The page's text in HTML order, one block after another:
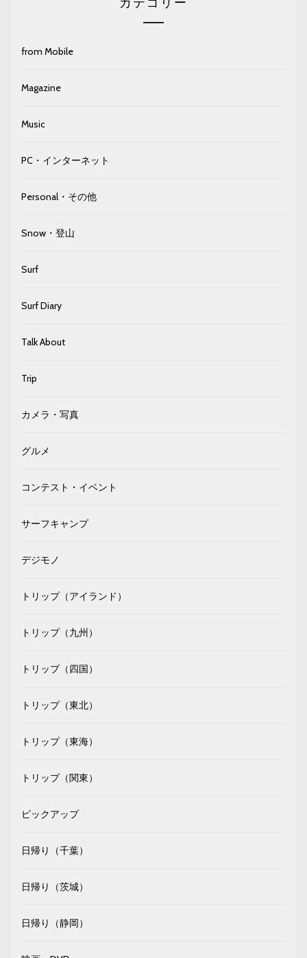
from Mobile
Magazine
Music
PC・インターネット
Personal・その他
Snow・登山
Surf
Surf Diary
Talk About
Trip
カメラ・写真
グルメ
コンテスト・イベント
サーフキャンプ
デジモノ
トリップ（アイランド）
トリップ（九州）
トリップ（四国）
トリップ（東北）
トリップ（東海）
トリップ（関東）
ピックアップ
日帰り（千葉）
日帰り（茨城）
日帰り（静岡）